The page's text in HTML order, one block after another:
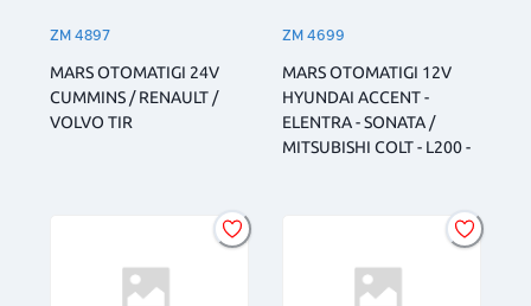
ZM 4897
MARS OTOMATIGI 24V
CUMMINS / RENAULT /
VOLVO TIR
ZM 4699
MARS OTOMATIGI 12V
HYUNDAI ACCENT -
ELENTRA - SONATA /
MITSUBISHI COLT - L200 -